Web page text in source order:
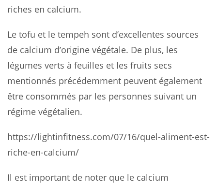
riches en calcium.
Le tofu et le tempeh sont d’excellentes sources
de calcium d’origine végétale. De plus, les
légumes verts à feuilles et les fruits secs
mentionnés précédemment peuvent également
être consommés par les personnes suivant un
régime végétalien.
https://lightinfitness.com/07/16/quel-aliment-est-
riche-en-calcium/
Il est important de noter que le calcium